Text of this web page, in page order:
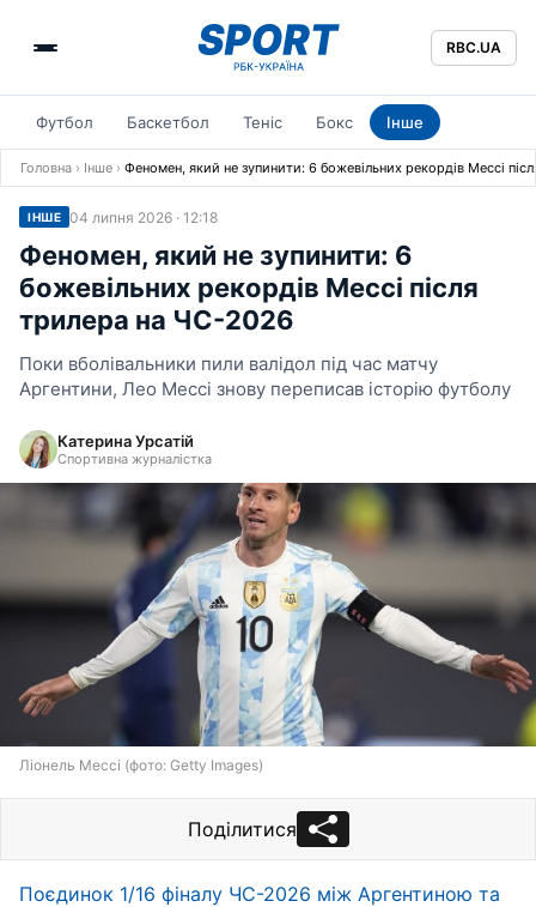
RBC.UA
Футбол Баскетбол Теніс Бокс Інше
Головна › Інше › Феномен, який не зупинити: 6 божевільних рекордів Мессі
ІНШЕ 04 липня 2026 · 12:18
Феномен, який не зупинити: 6
божевільних рекордів Мессі після
трилера на ЧС-2026
Поки вболівальники пили валідол під час матчу
Аргентини, Лео Мессі знову переписав історію футболу
Катерина Урсатій
Спортивна журналістка
Ліонель Мессі (фото: Getty Images)
Поділитися
Поєдинок 1/16 фіналу ЧС-2026 між Аргентиною та